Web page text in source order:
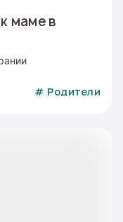
маме в
# Родители